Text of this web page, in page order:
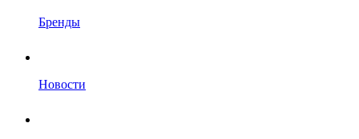
Бренды
Новости